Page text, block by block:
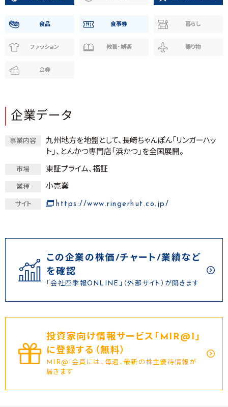
食品 食事券 暮らし
ファッション 教養・娯楽 乗り物
金券
企業データ
事業内容
九州地方を地盤として、長崎ちゃんぽん「リンガーハッ
ト」、とんかつ専門店「浜かつ」を全国展開。
市場 東証プライム、福証
業種 小売業
サイト https://www.ringerhut.co.jp/
この企業の株価/チャート/業績など
を確認
「会社四季報ONLINE」（外部サイト）が開きます
投資家向け情報サービス｢MIR@I｣
に登録する（無料）
MIR@I会員には、毎週、最新の株主優待情報が
届きます